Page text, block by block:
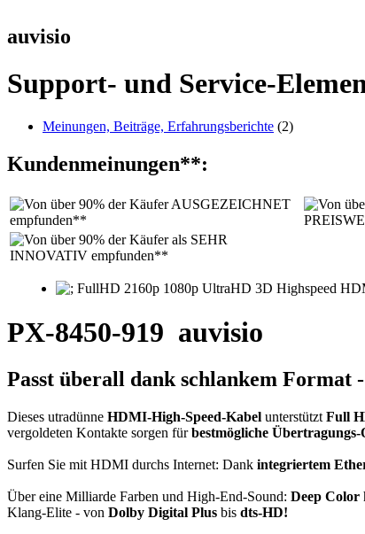
auvisio
Support- und Service-
Meinungen, Beiträge, Erfahrungsberichte (2)
Kundenmeinungen**:
PX-8450-919 auvisio
Passt überall dank schlankem
Dieses utradünne HDMI-High-Speed-Kabel unterstützt Full
vergoldeten Kontakte sorgen fürbestmögliche
Surfen Sie mit HDMI durchs Internet: Dank integriertem
Über eine Milliarde Farben und High-End-Sound: Deep Color
Klang-Elite - von Dolby Digital Plus bis dts-HD!